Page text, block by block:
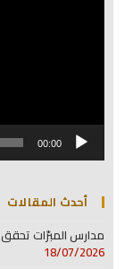
00:00
أحدث المقالات
مدارس المبرّات تحقق
18/07/2026